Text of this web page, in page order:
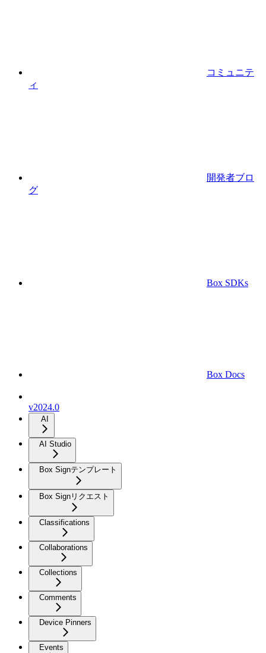
コミュニテ
ィ
開発者ブロ
グ
Box SDKs
Box Docs
v2024.0
AI
AI Studio
Box Signテンプレート
Box Signリクエスト
Classifications
Collaborations
Collections
Comments
Device Pinners
Events